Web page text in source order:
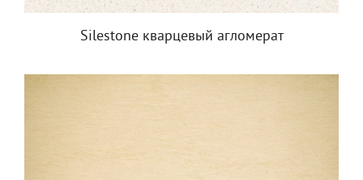
Silestone кварцевый агломерат